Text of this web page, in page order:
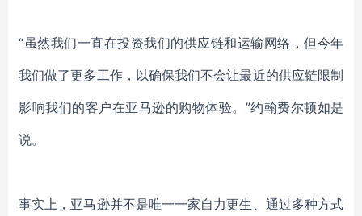
“虽然我们一直在投资我们的供应链和运输网络，但今年
我们做了更多工作，以确保我们不会让最近的供应链限制
影响我们的客户在亚马逊的购物体验。”约翰费尔顿如是
说。
事实上，亚马逊并不是唯一一家自力更生、通过多种方式